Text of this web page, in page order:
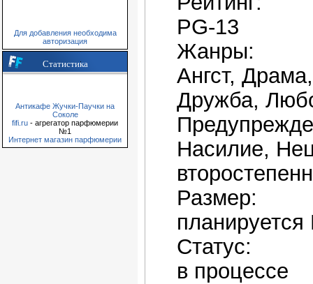
Для добавления необходима
авторизация
Статистика
Антикафе Жучки-Паучки на
Соколе
fifi.ru - агрегатор парфюмерии
№1
Интернет магазин парфюмерии
PG-13
Жанры:
Ангст,
Дружба,
Насилие,
Размер:
Статус:
в процессе